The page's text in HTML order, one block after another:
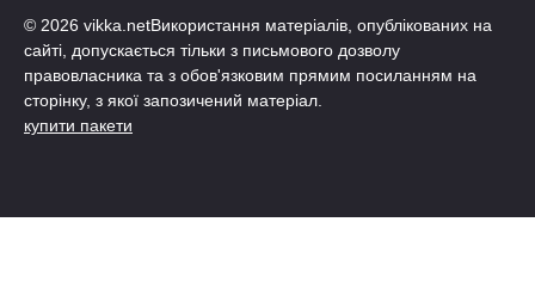
© 2026 vikka.netВикористання матеріалів, опублікованих на
сайті, допускається тільки з письмового дозволу
правовласника та з обов'язковим прямим посиланням на
сторінку, з якої запозичений матеріал.
купити пакети